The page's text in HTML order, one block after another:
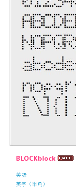
BLOCKblock
英語
英字（半角）